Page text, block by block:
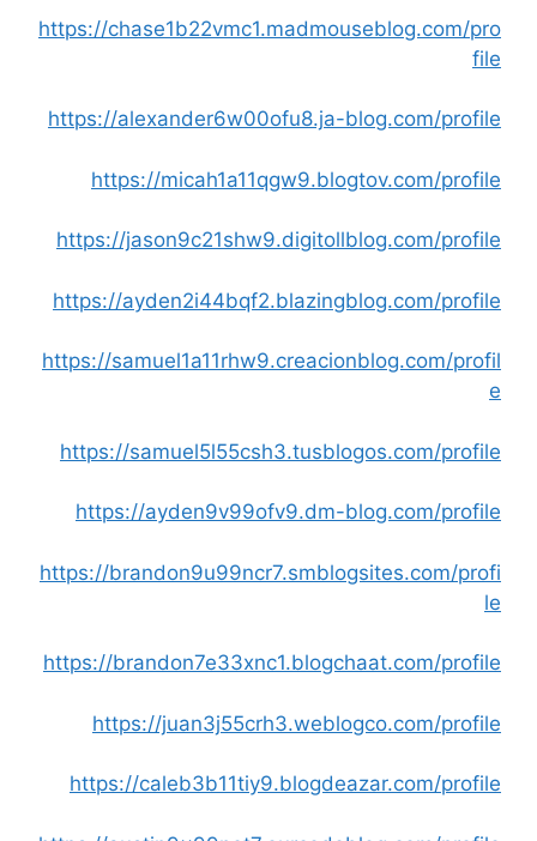
https://chase1b22vmc1.madmouseblog.com/pro
file
https://alexander6w00ofu8.ja-blog.com/profile
https://micah1a11qgw9.blogtov.com/profile
https://jason9c21shw9.digitollblog.com/profile
https://ayden2i44bqf2.blazingblog.com/profile
https://samuel1a11rhw9.creacionblog.com/profil
e
https://samuel5l55csh3.tusblogos.com/profile
https://ayden9v99ofv9.dm-blog.com/profile
https://brandon9u99ncr7.smblogsites.com/profi
le
https://brandon7e33xnc1.blogchaat.com/profile
https://juan3j55crh3.weblogco.com/profile
https://caleb3b11tiy9.blogdeazar.com/profile